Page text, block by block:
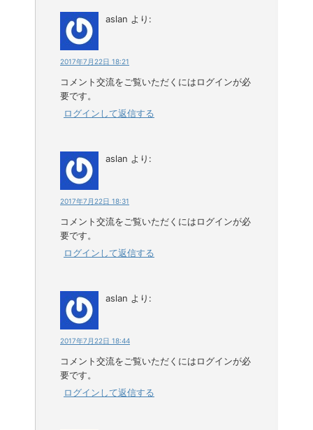
aslan より:
2017年7月22日 18:21
コメント交流をご覧いただくにはログインが必
要です。
ログインして返信する
aslan より:
2017年7月22日 18:31
コメント交流をご覧いただくにはログインが必
要です。
ログインして返信する
aslan より:
2017年7月22日 18:44
コメント交流をご覧いただくにはログインが必
要です。
ログインして返信する